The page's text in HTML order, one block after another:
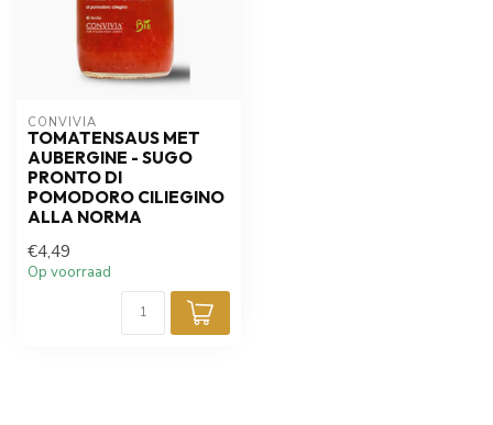
CONVIVIA
TOMATENSAUS MET
AUBERGINE - SUGO
PRONTO DI
POMODORO CILIEGINO
ALLA NORMA
€4,49
Op voorraad